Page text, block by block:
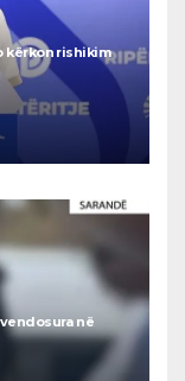
kërkon rishikim
në